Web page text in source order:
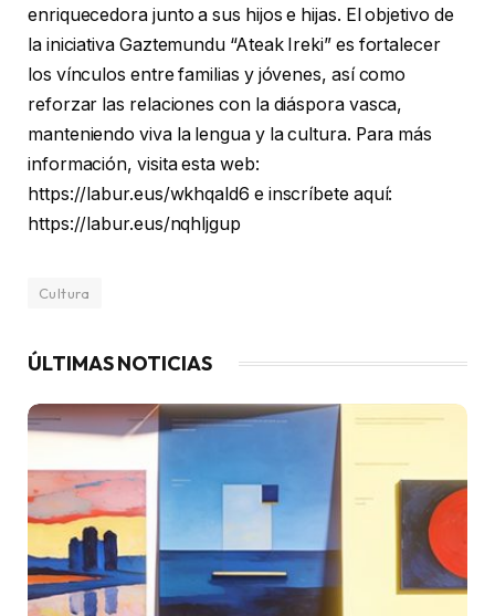
enriquecedora junto a sus hijos e hijas. El objetivo de
la iniciativa Gaztemundu “Ateak Ireki” es fortalecer
los vínculos entre familias y jóvenes, así como
reforzar las relaciones con la diáspora vasca,
manteniendo viva la lengua y la cultura. Para más
información, visita esta web:
https://labur.eus/wkhqald6 e inscríbete aquí:
https://labur.eus/nqhljgup
Cultura
ÚLTIMAS NOTICIAS